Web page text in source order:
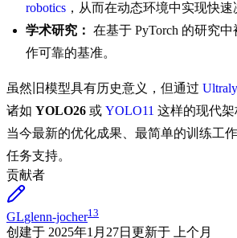
robotics ，从而在动态环境中实现快速
学术研究： 在基于 PyTorch 的研究
作可靠的基准。
虽然旧模型具有历史意义，但通过
诸如 YOLO26 或 YOLO11 这样的现代
当今最新的优化成果、最简单的训练工
任务支持。
贡献者
GLglenn-jocher13
创建于 2025年1月27日 更新于 上个月